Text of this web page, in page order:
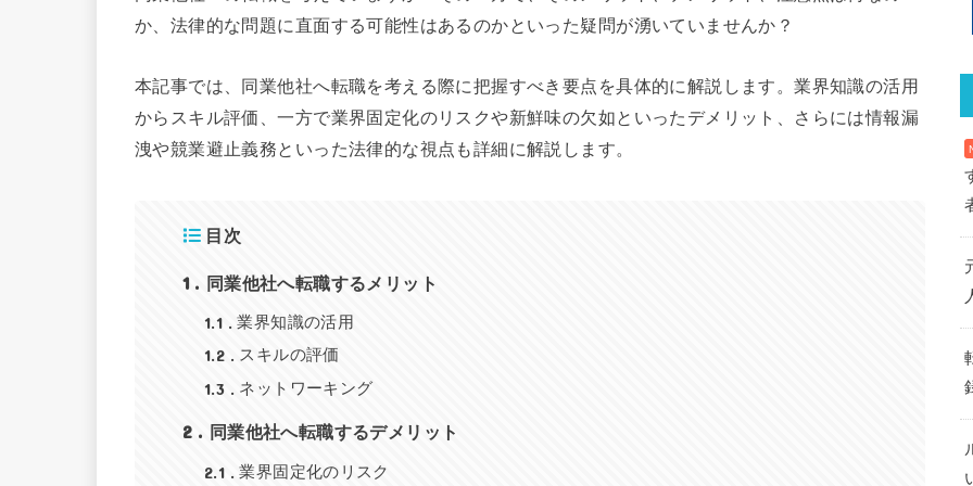
か、法律的な問題に直面する可能性はあるのかといった疑問が湧いていませんか？
本記事では、同業他社へ転職を考える際に把握すべき要点を具体的に解説します。業界知識の活用
からスキル評価、一方で業界固定化のリスクや新鮮味の欠如といったデメリット、さらには情報漏
洩や競業避止義務といった法律的な視点も詳細に解説します。
目次
1 同業他社へ転職するメリット
1.1 業界知識の活用
1.2 スキルの評価
1.3 ネットワーキング
2 同業他社へ転職するデメリット
2.1 業界固定化のリスク